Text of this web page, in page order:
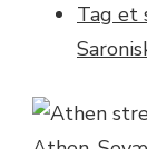
Tag et